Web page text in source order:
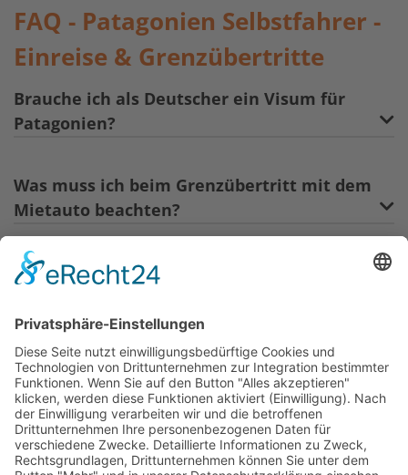
FAQ - Patagonien Selbstfahrer -
Einreise & Grenzübertritte
Brauche ich als Deutscher ein Visum für
Patagonien?
Was muss ich beim Grenzübertritt mit dem
Mietauto beachten?
FAQ - Patagonien Selbstfahrer -
Wie ist die Infrastruktur für Selbstfahrer in
Patagonien?
Wie bezahlt man in Patagonien?